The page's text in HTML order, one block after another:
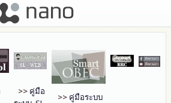
>> คู่มือ
>> คู่มือระบบ